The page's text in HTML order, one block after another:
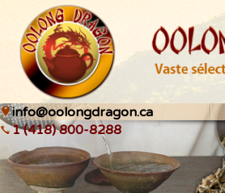
info@oolongdragon.ca
1 (418) 800-8288